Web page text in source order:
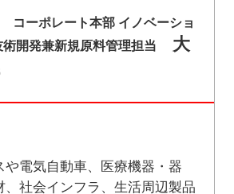
コーポレート本部 イノベーショ
開発兼新規原料管理担当
大
電気自動車、医療機器・器
、社会インフラ、生活周辺製品